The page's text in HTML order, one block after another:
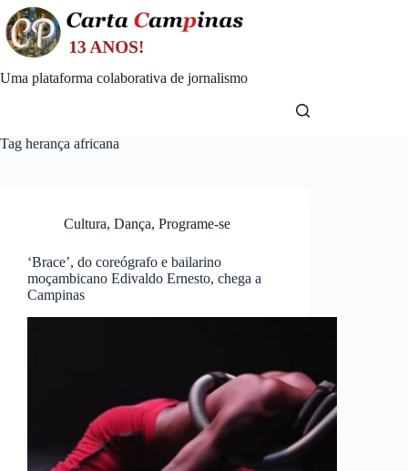
Skip
to
content
Uma plataforma colaborativa de jornalismo
Tag herança africana
Cultura, Dança, Programe-se
‘Brace’, do coreógrafo e bailarino
moçambicano Edivaldo Ernesto, chega a
Campinas